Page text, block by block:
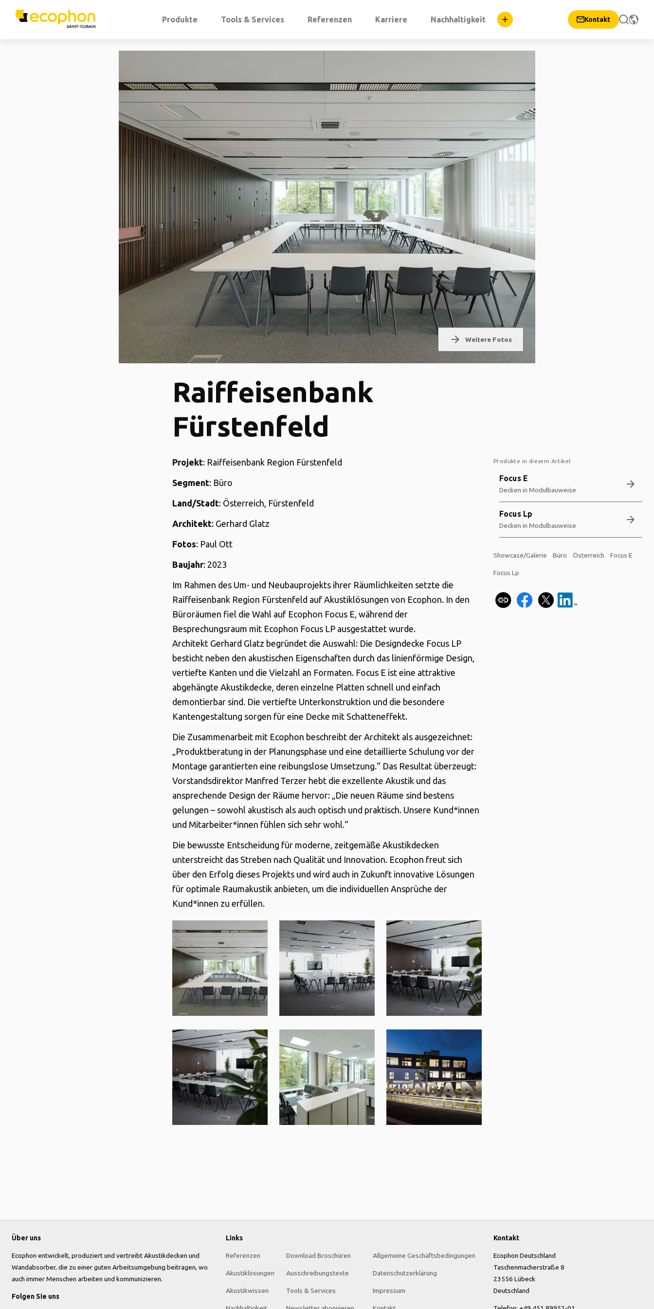
Produkte Tools & Services Referenzen Karriere Nachhaltigkeit Kontakt
arrow_forward Weitere Fotos
Raiffeisenbank
Fürstenfeld
Projekt: Raiffeisenbank Region Fürstenfeld
Segment: Büro
Land/Stadt: Österreich, Fürstenfeld
Architekt: Gerhard Glatz
Fotos: Paul Ott
Baujahr: 2023
Im Rahmen des Um- und Neubauprojekts ihrer Räumlichkeiten setzte die
Raiffeisenbank Region Fürstenfeld auf Akustiklösungen von Ecophon. In den
Büroräumen fiel die Wahl auf Ecophon Focus E, während der
Besprechungsraum mit Ecophon Focus LP ausgestattet wurde.
Architekt Gerhard Glatz begründet die Auswahl: Die Designdecke Focus LP
besticht neben den akustischen Eigenschaften durch das linienförmige Design,
vertiefte Kanten und die Vielzahl an Formaten. Focus E ist eine attraktive
abgehängte Akustikdecke, deren einzelne Platten schnell und einfach
demontierbar sind. Die vertiefte Unterkonstruktion und die besondere
Kantengestaltung sorgen für eine Decke mit Schatteneffekt.
Die Zusammenarbeit mit Ecophon beschreibt der Architekt als ausgezeichnet:
„Produktberatung in der Planungsphase und eine detaillierte Schulung vor der
Montage garantierten eine reibungslose Umsetzung.“ Das Resultat überzeugt:
Vorstandsdirektor Manfred Terzer hebt die exzellente Akustik und das
ansprechende Design der Räume hervor: „Die neuen Räume sind bestens
gelungen – sowohl akustisch als auch optisch und praktisch. Unsere Kund*innen
und Mitarbeiter*innen fühlen sich sehr wohl.“
Die bewusste Entscheidung für moderne, zeitgemäße Akustikdecken
unterstreicht das Streben nach Qualität und Innovation. Ecophon freut sich
über den Erfolg dieses Projekts und wird auch in Zukunft innovative Lösungen
für optimale Raumakustik anbieten, um die individuellen Ansprüche der
Kund*innen zu erfüllen.
Produkte in diesem Artikel:
Focus E
Decken in Modulbauweise arrow_forward
Focus Lp
Decken in Modulbauweise arrow_forward
Showcase/Galerie Büro Österreich Focus E
Focus Lp
Über uns
Ecophon entwickelt, produziert und vertreibt Akustikdecken und
Wandabsorber, die zu einer guten Arbeitsumgebung beitragen, wo
auch immer Menschen arbeiten und kommunizieren.
Folgen Sie uns
Links
Referenzen
Akustiklösungen
Akustikwissen
Download Broschüren
Ausschreibungstexte
Tools & Services
Allgemeine Geschäftsbedingungen
Datenschutzerklärung
Impressum
Kontakt
Ecophon Deutschland
Taschenmacherstraße 8
23556 Lübeck
Deutschland